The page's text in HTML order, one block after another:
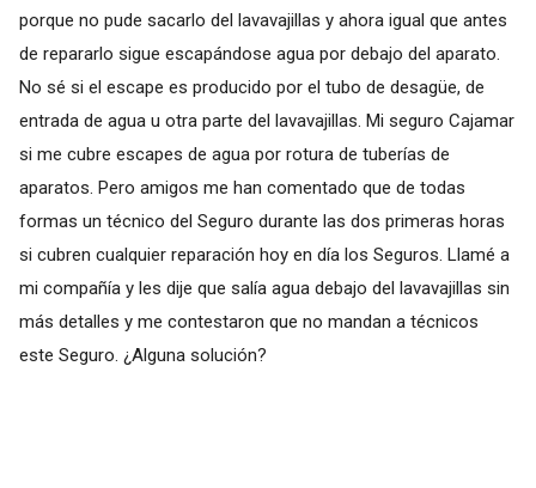
porque no pude sacarlo del lavavajillas y ahora igual que antes
de repararlo sigue escapándose agua por debajo del aparato.
No sé si el escape es producido por el tubo de desagüe, de
entrada de agua u otra parte del lavavajillas. Mi seguro Cajamar
si me cubre escapes de agua por rotura de tuberías de
aparatos. Pero amigos me han comentado que de todas
formas un técnico del Seguro durante las dos primeras horas
si cubren cualquier reparación hoy en día los Seguros. Llamé a
mi compañía y les dije que salía agua debajo del lavavajillas sin
más detalles y me contestaron que no mandan a técnicos
este Seguro. ¿Alguna solución?